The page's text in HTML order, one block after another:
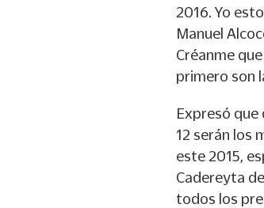
2016. Yo
Manuel
Créanme
primero son
Expresó que
12 serán los
este 2015,
Cadereyta
todos los